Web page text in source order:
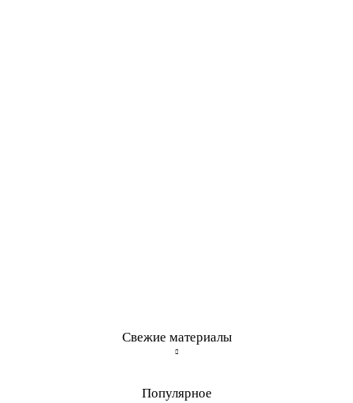
Свежие материалы
Популярное